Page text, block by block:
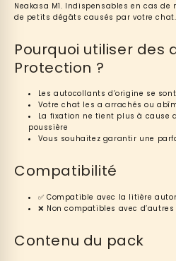
Neakasa M1. Indispensables en cas de
de petits dégâts causés par votre chat.
Pourquoi utiliser des
Protection ?
Les autocollants d’origine se
Votre chat les a arrachés ou
La fixation ne tient plus à cause
poussière
Vous souhaitez garantir une
Compatibilité
✅ Compatible avec la litière
❌ Non compatibles avec
Contenu du pack